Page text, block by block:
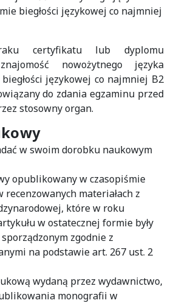
biegłości językowej co najmniej
certyfikatu lub dyplomu
nowożytnego języka
językowej co najmniej B2
do zdania egzaminu przed
stosowny organ.
w swoim dorobku naukowym
opublikowany w czasopiśmie
materiałach z
które w roku
w ostatecznej formie były
zgodnie z
na podstawie art. 267 ust. 2
wydaną przez wydawnictwo,
monografii w